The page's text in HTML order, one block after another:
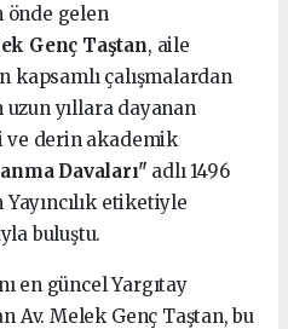
gelen
Genç Taştan, aile
çalışmalardan
uzun yıllara dayanan
ve derin akademik
Davaları" adlı 1496
etiketiyle
buluştu.
en güncel Yargıtay
Av. Melek Genç Taştan, bu